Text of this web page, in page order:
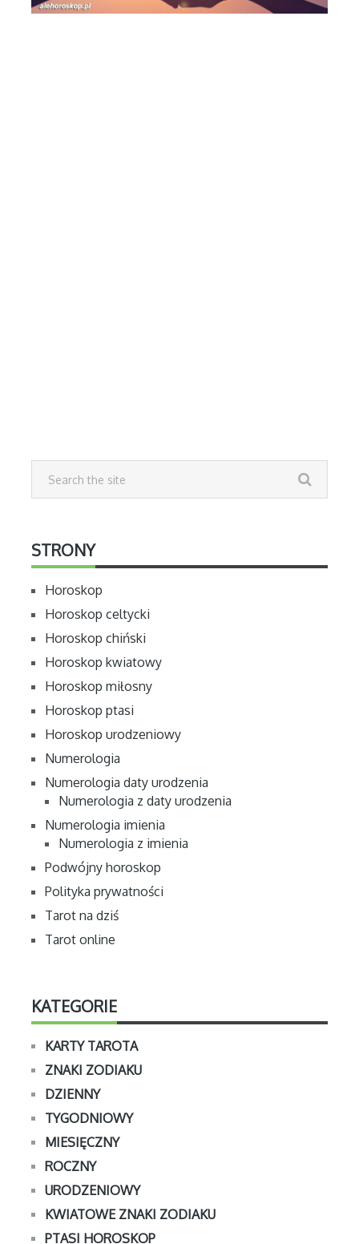
STRONY
Horoskop
Horoskop celtycki
Horoskop chiński
Horoskop kwiatowy
Horoskop miłosny
Horoskop ptasi
Horoskop urodzeniowy
Numerologia
Numerologia daty urodzenia
Numerologia z daty urodzenia
Numerologia imienia
Numerologia z imienia
Podwójny horoskop
Polityka prywatności
Tarot na dziś
Tarot online
KATEGORIE
KARTY TAROTA
ZNAKI ZODIAKU
DZIENNY
TYGODNIOWY
MIESIĘCZNY
ROCZNY
URODZENIOWY
KWIATOWE ZNAKI ZODIAKU
PTASI HOROSKOP